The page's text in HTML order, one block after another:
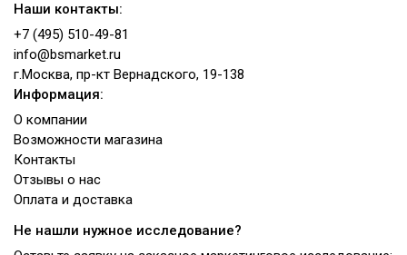
Наши контакты:
+7 (495) 510-49-81
info@bsmarket.ru
г.Москва, пр-кт Вернадского, 19-138
Информация:
О компании
Возможности магазина
Контакты
Отзывы о нас
Оплата и доставка
Не нашли нужное исследование?